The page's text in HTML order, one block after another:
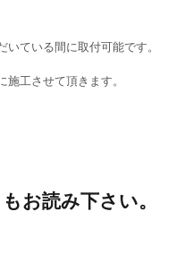
ている間に取付可能です。
施工させて頂きます。
お読み下さい。